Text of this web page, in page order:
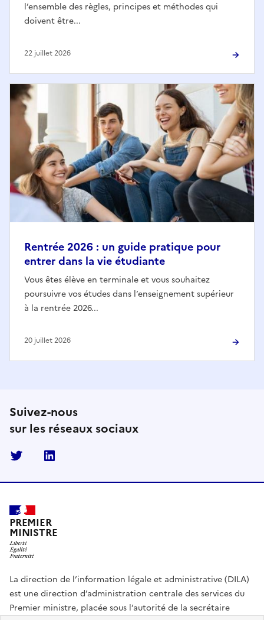
l’ensemble des règles, principes et méthodes qui
doivent être...
22 juillet 2026
Rentrée 2026 : un guide pratique pour
entrer dans la vie étudiante
Vous êtes élève en terminale et vous souhaitez
poursuivre vos études dans l’enseignement supérieur
à la rentrée 2026...
20 juillet 2026
Suivez-nous
sur les réseaux sociaux
Twitter
PREMIER
MINISTRE
La direction de l’information légale et administrative (DILA)
est une direction d’administration centrale des services du
Premier ministre, placée sous l’autorité de la secrétaire